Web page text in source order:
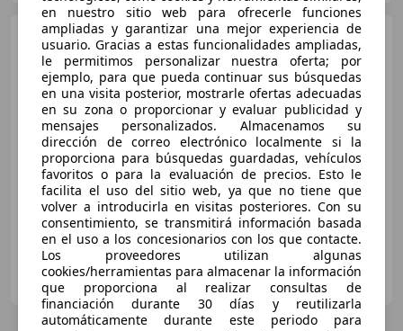
Citroen C3 Aircross
Citroën BlueHDi 81kW (110CV)
S&S Feel Pack
€ 10.018
Súper oferta
01/2021 79.000 km Diésel 80 kW (109 CV)
NOEL CARS ANTEQUERA SL
ES-29200 ANTEQUERA
en nuestro sitio web para ofrecerle funciones
ampliadas y garantizar una mejor experiencia de
usuario. Gracias a estas funcionalidades ampliadas,
le permitimos personalizar nuestra oferta; por
ejemplo, para que pueda continuar sus búsquedas
en una visita posterior, mostrarle ofertas adecuadas
en su zona o proporcionar y evaluar publicidad y
mensajes personalizados. Almacenamos su
dirección de correo electrónico localmente si la
proporciona para búsquedas guardadas, vehículos
favoritos o para la evaluación de precios. Esto le
facilita el uso del sitio web, ya que no tiene que
volver a introducirla en visitas posteriores. Con su
consentimiento, se transmitirá información basada
en el uso a los concesionarios con los que contacte.
Los proveedores utilizan algunas
cookies/herramientas para almacenar la información
que proporciona al realizar consultas de
financiación durante 30 días y reutilizarla
automáticamente durante este periodo para